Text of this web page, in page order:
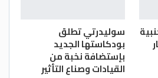
سوليدرتي تطلق
بودكاستها الجديد
بإستضافة نخبة من
القيادات وصناع التأثير